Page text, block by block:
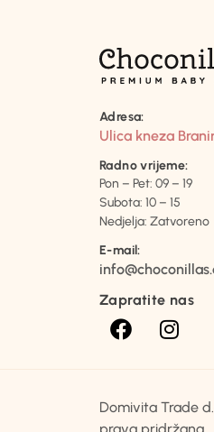
Adresa:
Ulica kneza
Radno vrijeme:
Pon – Pet: 09 – 19
Subota: 10 – 15
Nedjelja: Zatvoreno
E-mail:
Zapratite nas
Domivita Trade